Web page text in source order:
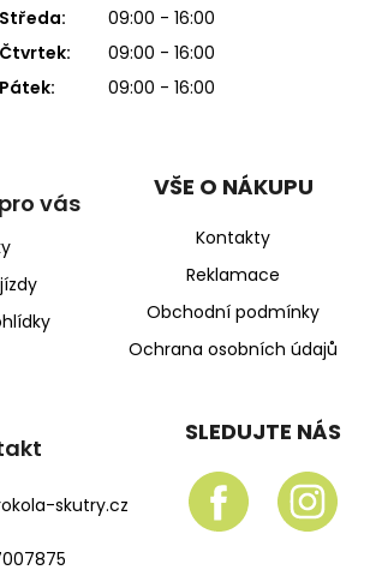
Středa:
09:00 - 16:00
Čtvrtek:
09:00 - 16:00
Pátek:
09:00 - 16:00
vás
VŠE O NÁKUPU
Kontakty
Reklamace
Obchodní podmínky
Ochrana osobních údajů
skutry.cz
SLEDUJTE NÁS